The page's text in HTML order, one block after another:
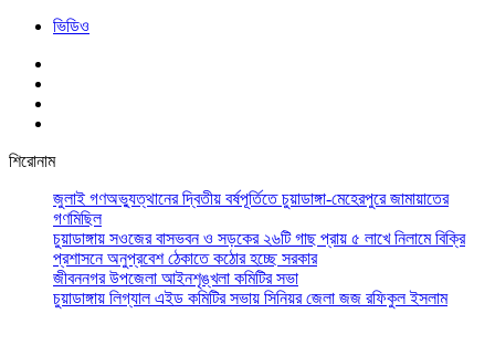
ভিডিও
শিরোনাম
জুলাই গণঅভ্যুত্থানের দ্বিতীয় বর্ষপূর্তিতে চুয়াডাঙ্গা-মেহেরপুরে জামায়াতের
গণমিছিল
চুয়াডাঙ্গায় সওজের বাসভবন ও সড়কের ২৬টি গাছ প্রায় ৫ লাখে নিলামে বিক্রি
প্রশাসনে অনুপ্রবেশ ঠেকাতে কঠোর হচ্ছে সরকার
জীবননগর উপজেলা আইনশৃঙ্খলা কমিটির সভা
চুয়াডাঙ্গায় লিগ্যাল এইড কমিটির সভায় সিনিয়র জেলা জজ রফিকুল ইসলাম